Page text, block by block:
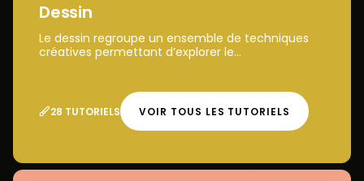
Dessin
Le dessin regroupe un ensemble de techniques
créatives permettant d’explorer le...
28 TUTORIELS VOIR TOUS LES TUTORIELS